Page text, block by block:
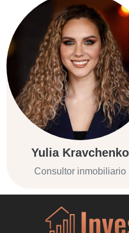
Yulia Kravchenko
Consultor inmobiliario